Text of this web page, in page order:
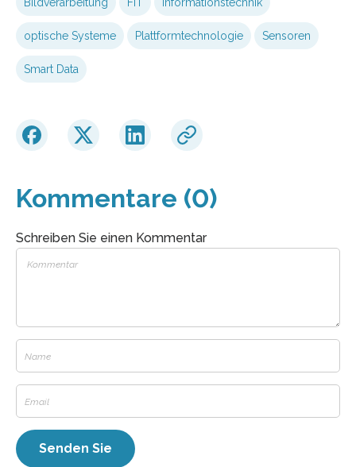
optische Systeme Plattformtechnologie Sensoren
Smart Data
Kommentare (0)
Schreiben Sie einen Kommentar